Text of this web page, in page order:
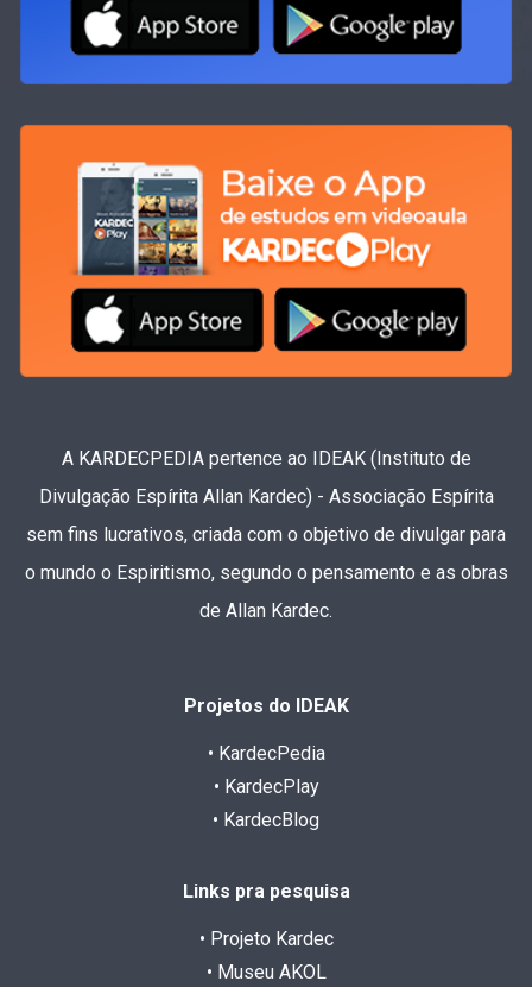
A KARDECPEDIA pertence ao IDEAK (Instituto de
Divulgação Espírita Allan Kardec) - Associação Espírita
sem fins lucrativos, criada com o objetivo de divulgar para
o mundo o Espiritismo, segundo o pensamento e as obras
de Allan Kardec.
Projetos do IDEAK
• KardecPedia
• KardecPlay
• KardecBlog
Links pra pesquisa
• Projeto Kardec
• Museu AKOL